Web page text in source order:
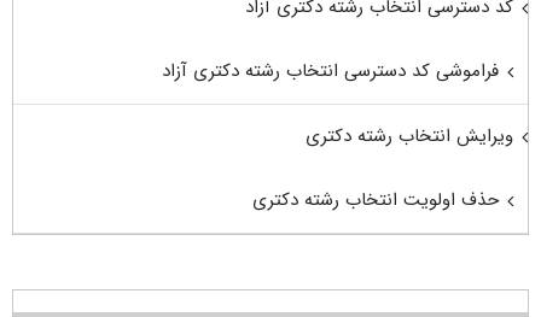
کد دسترسی انتخاب رشته دکتری آزاد
فراموشی کد دسترسی انتخاب رشته دکتری آزاد
ویرایش انتخاب رشته دکتری
حذف اولویت انتخاب رشته دکتری